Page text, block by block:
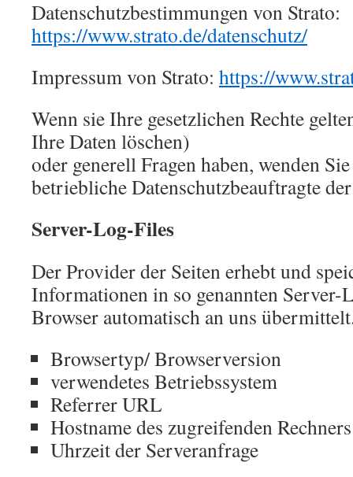
Datenschutzbestimmungen von Strato:
https://www.strato.de/datenschutz/
Impressum von Strato: https://
Wenn sie Ihre gesetzlichen Rechte
Ihre Daten löschen)
oder generell Fragen haben, wenden
betriebliche Datenschutzbeauftragte
Server-Log-Files
Der Provider der Seiten erhebt und
Informationen in so genannten
Browser automatisch an uns
Browsertyp/ Browserversion
verwendetes Betriebssystem
Referrer URL
Hostname des zugreifenden Rechners
Uhrzeit der Serveranfrage